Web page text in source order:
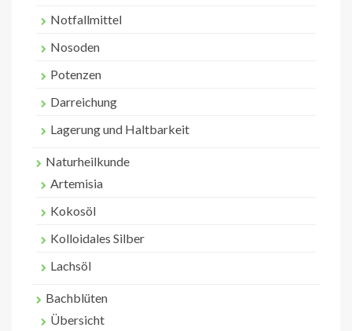
Notfallmittel
Nosoden
Potenzen
Darreichung
Lagerung und Haltbarkeit
Naturheilkunde
Artemisia
Kokosöl
Kolloidales Silber
Lachsöl
Bachblüten
Übersicht